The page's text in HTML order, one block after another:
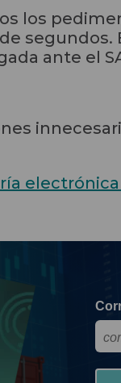
los
segundos.
ante el
electrónica